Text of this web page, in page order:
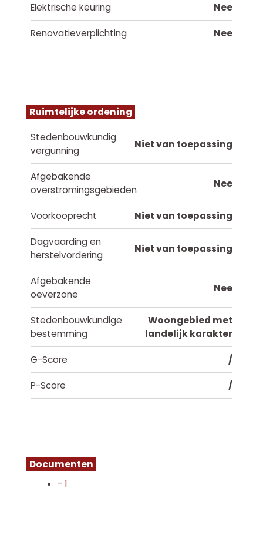
Elektrische keuring Nee
Renovatieverplichting Nee
Ruimtelijke ordening
Stedenbouwkundig
vergunning
Niet van toepassing
Afgebakende
overstromingsgebieden
Nee
Voorkooprecht Niet van toepassing
Dagvaarding en
herstelvordering
Niet van toepassing
Afgebakende
oeverzone
Nee
Stedenbouwkundige
bestemming
Woongebied met
landelijk karakter
G-Score /
P-Score /
Documenten
- 1